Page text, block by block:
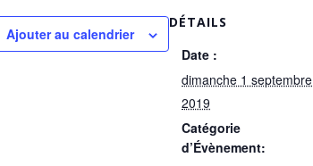
Ajouter au calendrier
DÉTAILS
Date :
dimanche 1 septembre
2019
Catégorie
d’Évènement: